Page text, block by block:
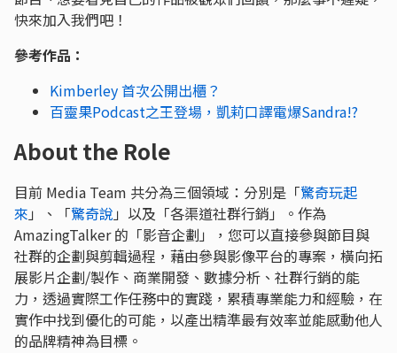
快來加入我們吧！
參考作品：
Kimberley 首次公開出櫃？
百靈果Podcast之王登場，凱莉口譯電爆Sandra!?
About the Role
目前 Media Team 共分為三個領域：分別是「驚奇玩起
來 」、「驚奇說 」以及「各渠道社群行銷」。作為
AmazingTalker 的「影音企劃」，您可以直接參與節目與
社群的企劃與剪輯過程，藉由參與影像平台的專案，橫向拓
展影片企劃/製作、商業開發、數據分析、社群行銷的能
力，透過實際工作任務中的實踐，累積專業能力和經驗，在
實作中找到優化的可能，以產出精準最有效率並能感動他人
的品牌精神為目標。